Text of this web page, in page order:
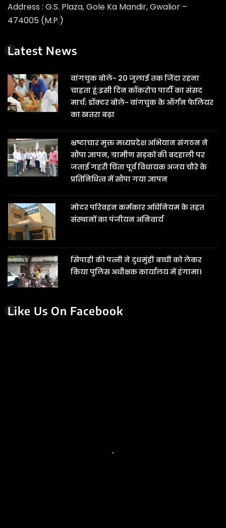
Address : G.S. Plaza, Gole Ka Mandir, Gwalior –
474005 (M.P.)
Latest News
वांगचुक बोले- 20 जुलाई तक जिंदा रहना
चाहता हूं:इसी दिन कॉकरोच पार्टी का संसद
मार्च; डॉक्टर बोले- वांगचुक के ऑर्गन फेलियर
का खतरा बढ़ा
भ्रष्टाचार मुक्त मध्यप्रदेश अभियान संगठन ने
सौंपा ज्ञापन, ग्रामीण सड़कों की बदहाली पर
जताई गहरी चिंता पूर्व विधायक अजय चौरे के
प्रतिनिधित्व में सौंपा गया ज्ञापन
मोटर परिवहन कर्मकार अधिनियम के तहत
संस्थानों का पंजीयन अनिवार्य
सिपाही की पत्नी ने दुधमुंही बच्ची को लेकर
किया पुलिस अधीक्षक कार्यालय में हंगामा।
Like Us On Facebook